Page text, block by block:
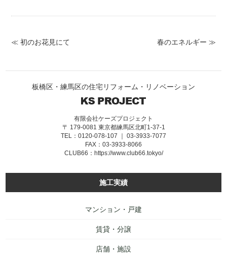
春のエネルギー ≫
≪ 初のお花見にて
板橋区・練馬区の住宅リフォーム・リノベーション
有限会社ケーズプロジェクト
〒 179-0081 東京都練馬区北町1-37-1
TEL：0120-078-107 ｜ 03-3933-7077
FAX：03-3933-8066
CLUB66： https://www.club66.tokyo/
施工実績
マンション・戸建
賃貸・分譲
店舗・施設